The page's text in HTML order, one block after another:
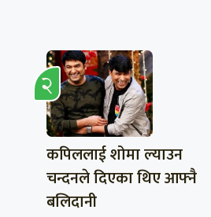
कपिललाई शोमा ल्याउन
चन्दनले दिएका थिए आफ्नै
बलिदानी